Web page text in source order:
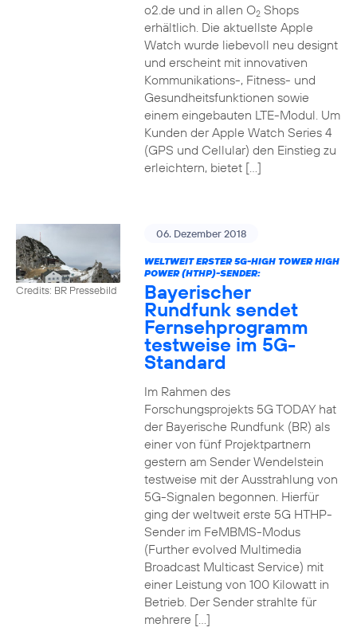
o2.de und in allen O2Shops
erhältlich. Die aktuellste Apple
Watch wurde liebevoll neu designt
und erscheint mit innovativen
Kommunikations-, Fitness- und
Gesundheitsfunktionen sowie
einem eingebauten LTE-Modul. Um
Kunden der Apple Watch Series 4
(GPS und Cellular) den Einstieg zu
erleichtern, bietet […]
Credits: BR Pressebild
06. Dezember 2018
WELTWEIT ERSTER 5G-HIGH TOWER HIGH
POWER (HTHP)-SENDER:
Bayerischer
Rundfunk sendet
Fernsehprogramm
testweise im 5G-
Standard
Im Rahmen des
Forschungsprojekts 5G TODAY hat
der Bayerische Rundfunk (BR) als
einer von fünf Projektpartnern
gestern am Sender Wendelstein
testweise mit der Ausstrahlung von
5G-Signalen begonnen. Hierfür
ging der weltweit erste 5G HTHP-
Sender im FeMBMS-Modus
(Further evolved Multimedia
Broadcast Multicast Service) mit
einer Leistung von 100 Kilowatt in
Betrieb. Der Sender strahlte für
mehrere […]